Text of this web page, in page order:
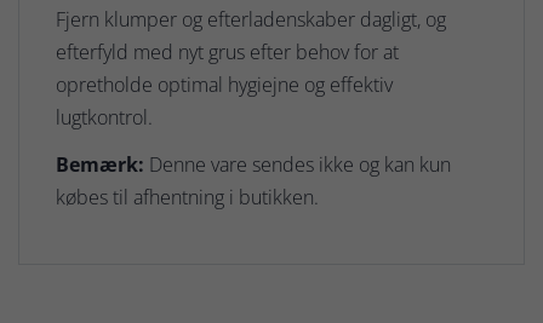
Fjern klumper og efterladenskaber dagligt, og
efterfyld med nyt grus efter behov for at
opretholde optimal hygiejne og effektiv
lugtkontrol.
Bemærk: Denne vare sendes ikke og kan kun
købes til afhentning i butikken.